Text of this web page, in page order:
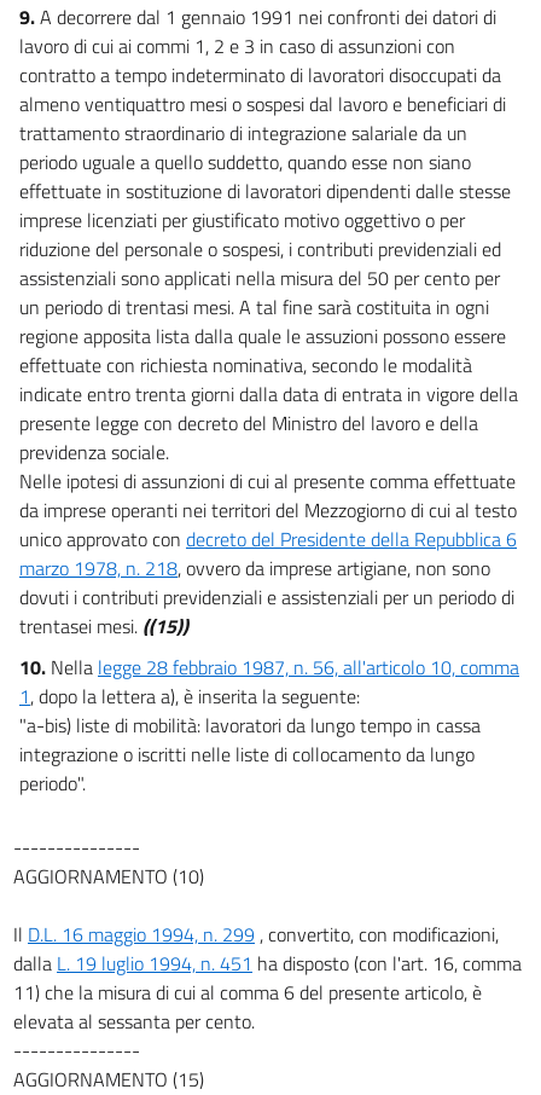
9.A decorrere dal 1 gennaio 1991 nei confronti dei datori di
lavoro di cui ai commi 1, 2 e 3 in caso di assunzioni con
contratto a tempo indeterminato di lavoratori disoccupati da
almeno ventiquattro mesi o sospesi dal lavoro e beneficiari di
trattamento straordinario di integrazione salariale da un
periodo uguale a quello suddetto, quando esse non siano
effettuate in sostituzione di lavoratori dipendenti dalle stesse
imprese licenziati per giustificato motivo oggettivo o per
riduzione del personale o sospesi, i contributi previdenziali ed
assistenziali sono applicati nella misura del 50 per cento per
un periodo di trentasi mesi. A tal fine sarà costituita in ogni
regione apposita lista dalla quale le assuzioni possono essere
effettuate con richiesta nominativa, secondo le modalità
indicate entro trenta giorni dalla data di entrata in vigore della
presente legge con decreto del Ministro del lavoro e della
previdenza sociale.
Nelle ipotesi di assunzioni di cui al presente comma effettuate
da imprese operanti nei territori del Mezzogiorno di cui al testo
unico approvato con decreto del Presidente della Repubblica 6
marzo 1978, n. 218, ovvero da imprese artigiane, non sono
dovuti i contributi previdenziali e assistenziali per un periodo di
trentasei mesi. ((15))
10. Nella legge 28 febbraio 1987, n. 56, all'articolo 10, comma
1, dopo la lettera a), è inserita la seguente:
"a-bis) liste di mobilità: lavoratori da lungo tempo in cassa
integrazione o iscritti nelle liste di collocamento da lungo
periodo".
---------------
AGGIORNAMENTO (10)
Il D.L. 16 maggio 1994, n. 299 , convertito, con modificazioni,
dalla L. 19 luglio 1994, n. 451 ha disposto (con l'art. 16, comma
11) che la misura di cui al comma 6 del presente articolo, è
elevata al sessanta per cento.
---------------
AGGIORNAMENTO (15)